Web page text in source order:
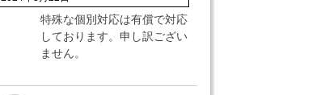
特殊な個別対応は有償で対応
しております。申し訳ござい
ません。